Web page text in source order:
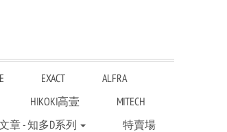
EXACT
ALFRA
HIKOKI高壹
MITECH
章 - 知多D系列
特賣場